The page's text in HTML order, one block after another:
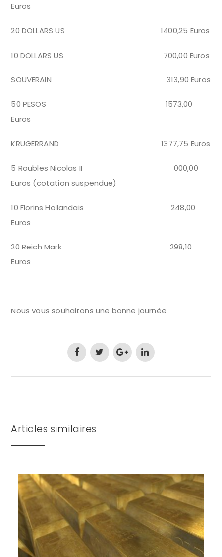
Euros
20 DOLLARS US 1400,25 Euros
10 DOLLARS US 700,00 Euros
SOUVERAIN 313,90 Euros
50 PESOS 1573,00
Euros
KRUGERRAND 1377,75 Euros
5 Roubles Nicolas II 000,00
Euros (cotation suspendue)
10 Florins Hollandais 248,00
Euros
20 Reich Mark 298,10
Euros
Nous vous souhaitons une bonne journée.
Articles similaires